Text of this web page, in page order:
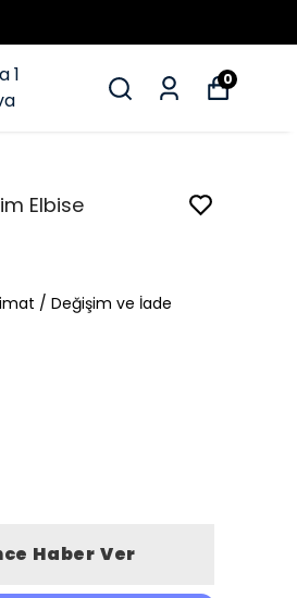
1
0
Elbise
/ Değişim ve İade
Haber Ver